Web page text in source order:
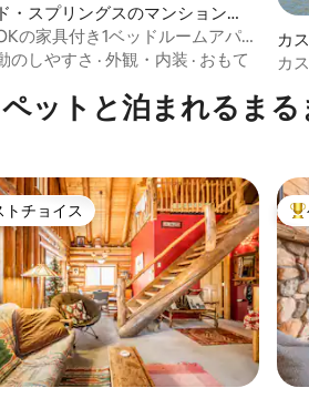
中5.0つ星の平均評価
・スプリングスのマンション・
の家具付き1ベッドルームアパー
｜温水プール
のしやすさ · 外観・内装 · おもて
カ
カ
ペットと泊まれるま
のゲストチョイスです。
トチョイス